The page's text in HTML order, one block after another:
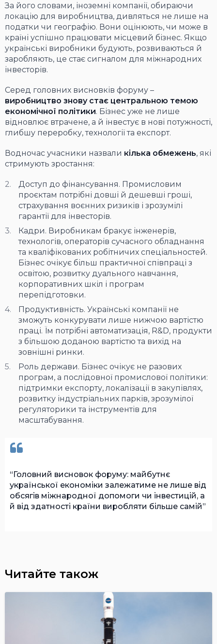
За його словами, іноземні компанії, обираючи
локацію для виробництва, дивляться не лише на
податки чи географію. Вони оцінюють, чи може в
країні успішно працювати місцевий бізнес. Якщо
українські виробники будують, розвиваються й
заробляють, це стає сигналом для міжнародних
інвесторів.
Серед головних висновків форуму –
виробництво знову стає центральною темою
економічної політики. Бізнес уже не лише
відновлює втрачене, а й інвестує в нові потужності,
глибшу переробку, технології та експорт.
Водночас учасники назвали кілька обмежень, які
стримують зростання:
Доступ до фінансування. Промисловим
проєктам потрібні довші й дешевші гроші,
страхування воєнних ризиків і зрозумілі
гарантії для інвесторів.
Кадри. Виробникам бракує інженерів,
технологів, операторів сучасного обладнання
та кваліфікованих робітничих спеціальностей.
Бізнес очікує більш практичної співпраці з
освітою, розвитку дуального навчання,
корпоративних шкіл і програм
перепідготовки.
Продуктивність. Українські компанії не
зможуть конкурувати лише нижчою вартістю
праці. Їм потрібні автоматизація, R&D, продукти
з більшою доданою вартістю та вихід на
зовнішні ринки.
Роль держави. Бізнес очікує не разових
програм, а послідовної промислової політики:
підтримки експорту, локалізації в закупівлях,
розвитку індустріальних парків, зрозумілої
регуляторики та інструментів для
масштабування.
Головний висновок форуму: майбутнє
української економіки залежатиме не лише від
обсягів міжнародної допомоги чи інвестицій, а
й від здатності країни виробляти більше самій
Читайте також